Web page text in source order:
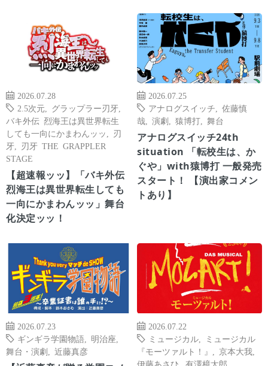
2026.07.28
2.5次元
グラップラー刃牙
バキ外伝 烈海王は異世界転生
しても一向にかまわんッッ
刃
牙
刃牙 THE GRAPPLER
STAGE
【超速報ッッ】「バキ外伝
烈海王は異世界転生しても
一向にかまわんッッ」舞台
化決定ッッ！
2026.07.25
アナログスイッチ
佐藤慎
哉
演劇 猿博打 舞台
アナログスイッチ24th
situation 「転校生は、か
ぐや」with猿博打 一般発売
スタート！ 【演出家コメン
トあり】
2026.07.23
ギンギラ学園物語
明治座
舞台・演劇
近藤真彦
2026.07.22
ミュージカル
ミュージカル
『モーツァルト！』
京本大我
伊藤あさひ
有澤樟太郎